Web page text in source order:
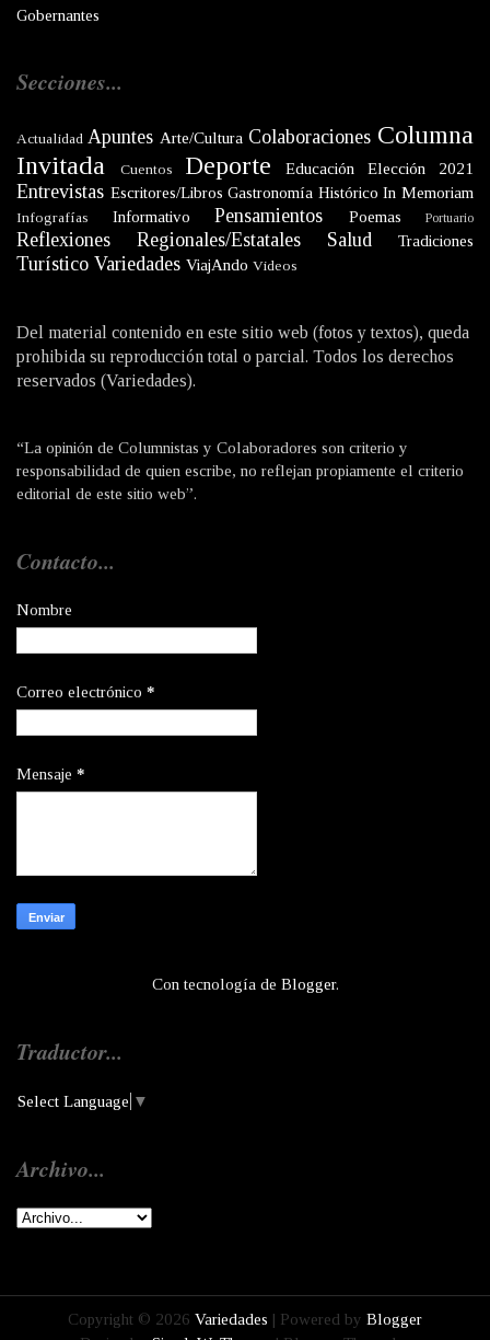
Gobernantes
Secciones...
Actualidad Apuntes Arte/Cultura Colaboraciones Columna
Invitada
Cuentos Deporte Educación Elección 2021
Entrevistas Escritores/Libros Gastronomía Histórico In Memoriam
Infografías Informativo Pensamientos Poemas Portuario
Reflexiones Regionales/Estatales Salud Tradiciones
Turístico Variedades ViajAndo Videos
Del material contenido en este sitio web (fotos y textos), queda
prohibida su reproducción total o parcial. Todos los derechos
reservados (Variedades).
“La opinión de Columnistas y Colaboradores son criterio y
responsabilidad de quien escribe, no reflejan propiamente el criterio
editorial de este sitio web”.
Contacto...
Nombre
Correo electrónico *
Mensaje *
Con tecnología de Blogger.
Traductor...
Select Language ▼
Archivo...
Copyright © 2026 Variedades | Powered by Blogger